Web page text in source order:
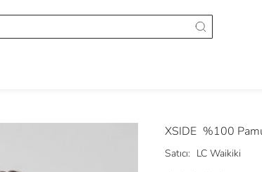
XSIDE %100
Satıcı: LC Waikiki